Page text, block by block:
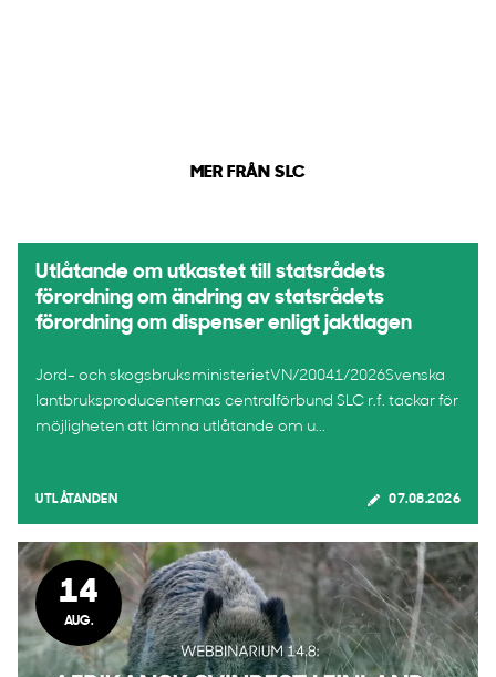
MER FRÅN SLC
Utlåtande om utkastet till statsrådets
förordning om ändring av statsrådets
förordning om dispenser enligt jaktlagen
Jord- och skogsbruksministerietVN/20041/2026Svenska
lantbruksproducenternas centralförbund SLC r.f. tackar för
möjligheten att lämna utlåtande om u...
UTLÅTANDEN 07.08.2026
14
AUG.